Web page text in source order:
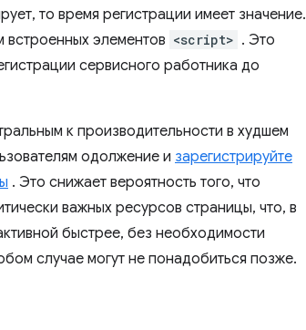
то время регистрации имеет значение.
элементов <script> . Это
сервисного работника до
к производительности в худшем
одолжение и зарегистрируйте
. Это снижает вероятность того, что
важных ресурсов страницы, что, в
быстрее, без необходимости
случае могут не понадобиться позже.